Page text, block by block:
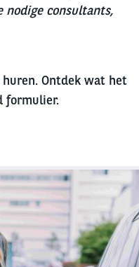
nodige consultants,
Ontdek wat het
formulier.